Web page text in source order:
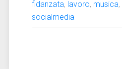
fidanzata, lavoro, musica,
socialmedia